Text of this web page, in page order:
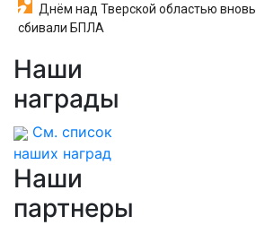
Днём над Тверской областью вновь
сбивали БПЛА
Наши
награды
См. список
наших наград
Наши
партнеры